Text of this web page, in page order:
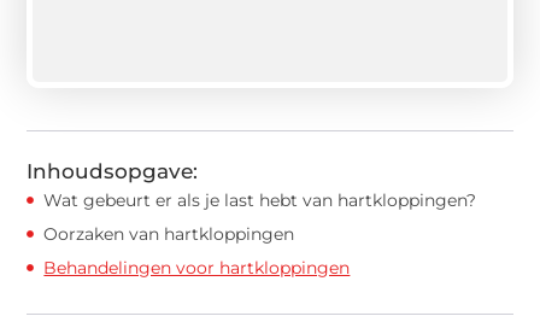
Inhoudsopgave:
Wat gebeurt er als je last hebt van hartkloppingen?
Oorzaken van hartkloppingen
Behandelingen voor hartkloppingen